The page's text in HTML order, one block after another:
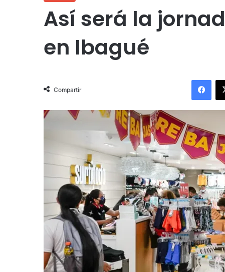
Así será la
en Ibagué
Compartir